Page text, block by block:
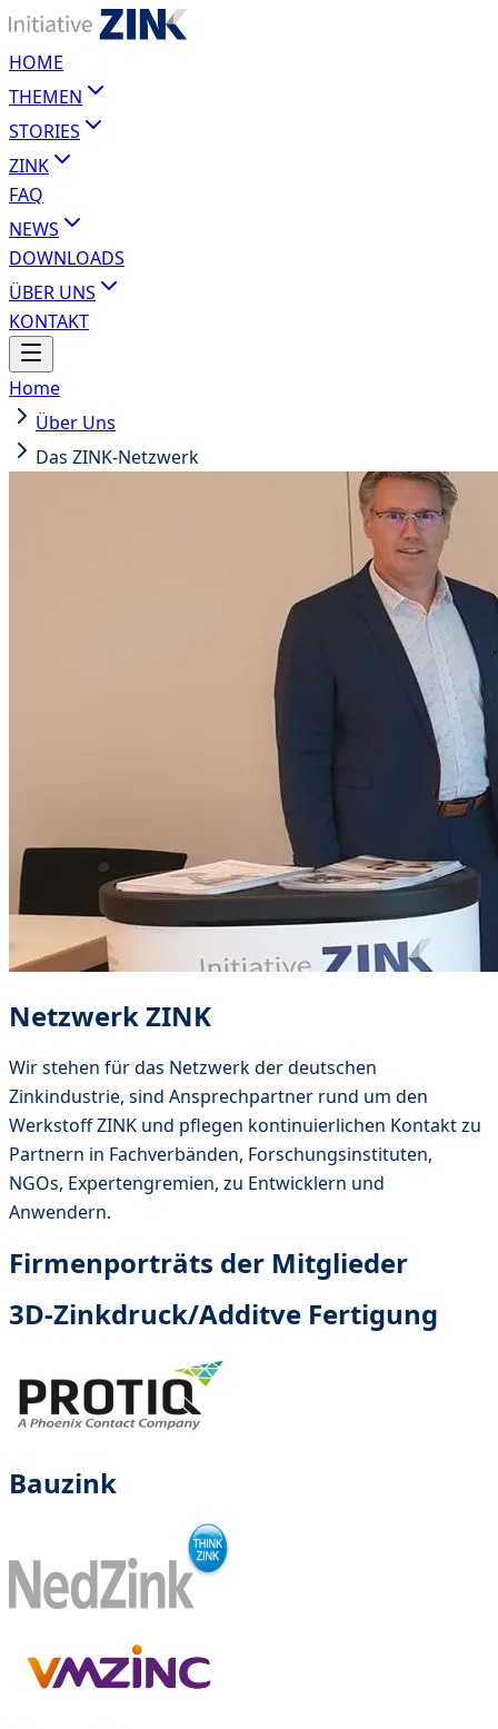
HOME
THEMEN
STORIES
ZINK
FAQ
NEWS
DOWNLOADS
ÜBER UNS
KONTAKT
Home
Über Uns
Das ZINK-Netzwerk
Netzwerk ZINK
Wir stehen für das Netzwerk der deutschen
Zinkindustrie, sind Ansprechpartner rund um den
Werkstoff ZINK und pflegen kontinuierlichen Kontakt zu
Partnern in Fachverbänden, Forschungsinstituten,
NGOs, Expertengremien, zu Entwicklern und
Anwendern.
Firmenporträts der Mitglieder
3D-Zinkdruck/Additve Fertigung
Bauzink